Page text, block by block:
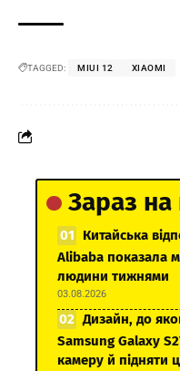
TAGGED: MIUI 12 XIAOMI
Зараз на
Китайська
Alibaba показала
людини тижнями
03.08.2026
Дизайн, до
Samsung Galaxy
камеру й підняти